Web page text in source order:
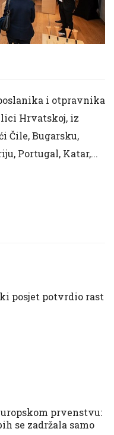
i otpravnika
Hrvatskoj, iz
Čile, Bugarsku,
Portugal, Katar,...
posjet potvrdio rast
prvenstvu:
se zadržala samo